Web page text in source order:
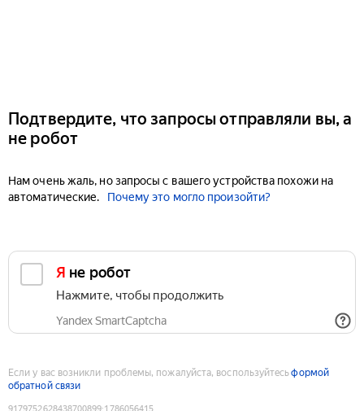
Подтвердите, что запросы отправляли вы, а
не робот
Нам очень жаль, но запросы с вашего устройства похожи на
автоматические.
Почему это могло произойти?
Я не робот
Нажмите, чтобы продолжить
Yandex SmartCaptcha
Если у вас возникли проблемы, пожалуйста, воспользуйтесьформой
обратной связи
9179752628438700899:1786056415